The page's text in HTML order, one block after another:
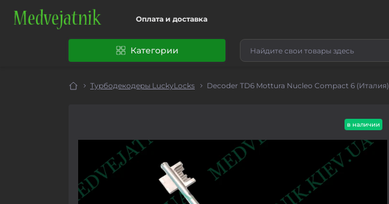
Оплата и доставка
Категории
Турбодекодеры LuckyLocks Decoder TD6 Mottura Nucleo Compact 6 (Италия)
в наличии